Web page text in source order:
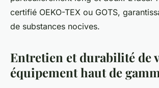
certifié OEKO-TEX ou GOTS,
de substances nocives.
Entretien et durabilité de
équipement haut de